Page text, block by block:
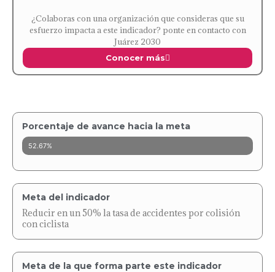
Porcentaje de avance hacia la meta
52.67%
Meta del indicador
Reducir en un 50% la tasa de accidentes por colisión
con ciclista
Meta de la que forma parte este indicador
¿Colaboras con una organización que consideras que su
esfuerzo impacta a este indicador? ponte en contacto con
Juárez 2030
Conocer más